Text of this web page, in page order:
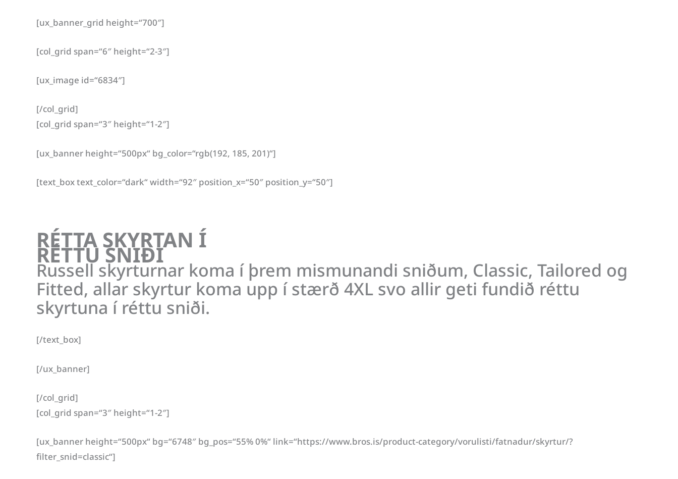
[ux_banner_grid height=“700″]
[col_grid span=“6″ height=“2-3″]
[ux_image id=“6834″]
[/col_grid]
[col_grid span=“3″ height=“1-2″]
[ux_banner height=“500px“ bg_color=“rgb(192, 185, 201)“]
[text_box text_color=“dark“ width=“92″ position_x=“50″ position_y=“50″]
RÉTTA SKYRTAN Í
RÉTTU SNIÐI
Russell skyrturnar koma í þrem mismunandi sniðum, Classic, Tailored og
Fitted, allar skyrtur koma upp í stærð 4XL svo allir geti fundið réttu
skyrtuna í réttu sniði.
[/text_box]
[/ux_banner]
[/col_grid]
[col_grid span=“3″ height=“1-2″]
[ux_banner height=“500px“ bg=“6748″ bg_pos=“55% 0%“ link=“https://www.bros.is/product-category/vorulisti/fatnadur/skyrtur/?
filter_snid=classic“]